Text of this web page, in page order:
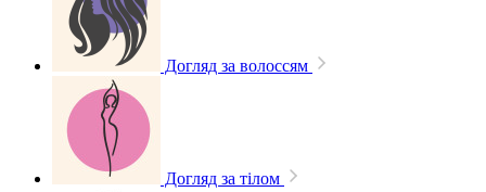
Догляд за волоссям
Догляд за тілом